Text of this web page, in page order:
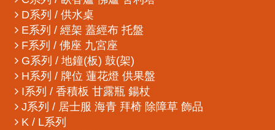
D系列 / 供水桌
E系列 / 經架 蓋經布 托盤
F系列 / 佛座 九宮座
G系列 / 地鐘(板) 鼓(架)
H系列 / 牌位 蓮花燈 供果盤
I系列 / 香積板 甘露瓶 鍚杖
J系列 / 居士服 海青 拜椅 除障草 飾品
K / L系列